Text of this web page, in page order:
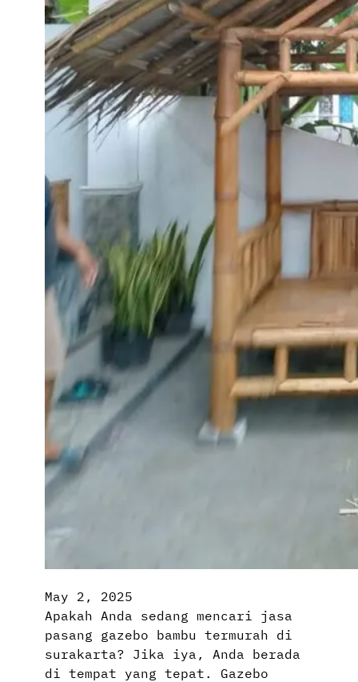
May 2, 2025
Apakah Anda sedang mencari jasa
pasang gazebo bambu termurah di
surakarta? Jika iya, Anda berada
di tempat yang tepat. Gazebo